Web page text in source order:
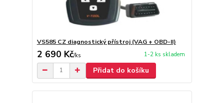
VS585 CZ diagnostický přístroj (VAG + OBD-II)
2 690 Kč/ks 1-2 ks skladem
Přidat do košíku